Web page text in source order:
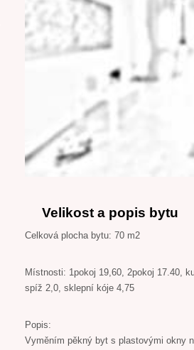
Velikost a popis bytu
Celková plocha bytu: 70 m2
Místnosti: 1pokoj 19,60, 2pokoj 17.40,
spíž 2,0, sklepní kóje 4,75
Popis:
Vyměním pěkný byt s plastovými okny